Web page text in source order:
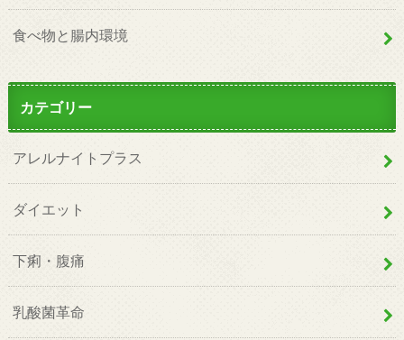
食べ物と腸内環境
カテゴリー
アレルナイトプラス
ダイエット
下痢・腹痛
乳酸菌革命